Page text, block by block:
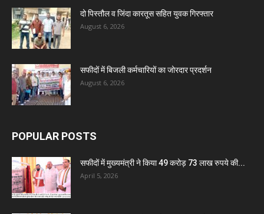
दो पिस्तौल व जिंदा कारतूस सहित युवक गिरफ्तार
August 6, 2026
सफीदों में बिजली कर्मचारियों का जोरदार प्रदर्शन
August 6, 2026
POPULAR POSTS
सफीदों में मुख्यमंत्री ने किया 49 करोड़ 73 लाख रुपये की...
April 5, 2026